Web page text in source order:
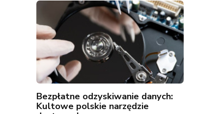
Bezpłatne odzyskiwanie danych:
Kultowe polskie narzędzie